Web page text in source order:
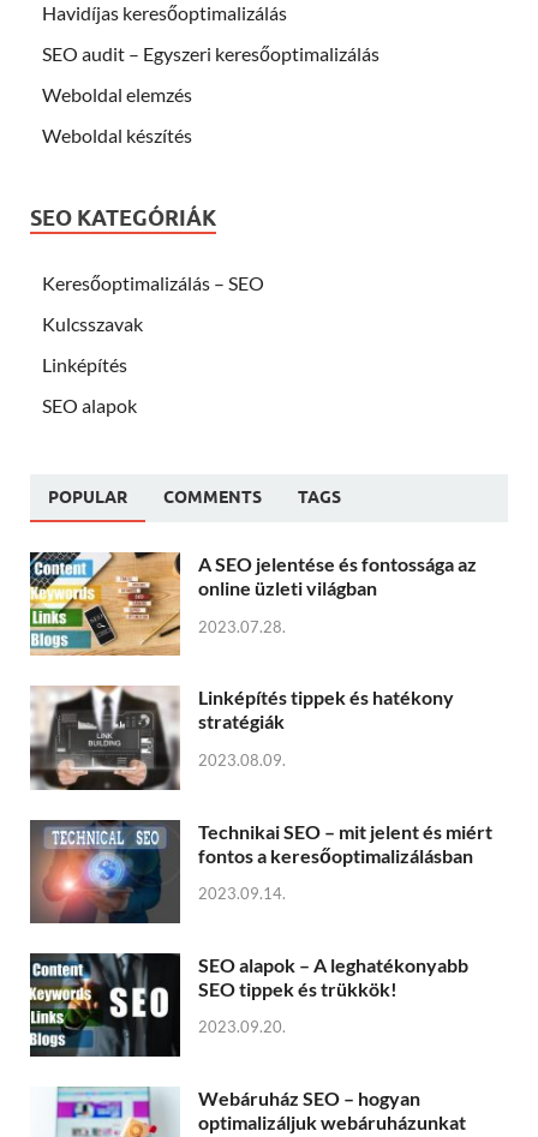
Havidíjas keresőoptimalizálás
SEO audit – Egyszeri keresőoptimalizálás
Weboldal elemzés
Weboldal készítés
SEO KATEGÓRIÁK
Keresőoptimalizálás – SEO
Kulcsszavak
Linképítés
SEO alapok
POPULAR COMMENTS TAGS
A SEO jelentése és fontossága az
online üzleti világban
2023.07.28.
Linképítés tippek és hatékony
stratégiák
2023.08.09.
Technikai SEO – mit jelent és miért
fontos a keresőoptimalizálásban
2023.09.14.
SEO alapok – A leghatékonyabb
SEO tippek és trükkök!
2023.09.20.
Webáruház SEO – hogyan
optimalizáljuk webáruházunkat